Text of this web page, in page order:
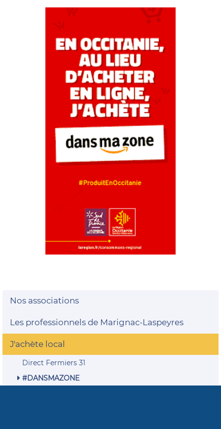
Nos associations
Les professionnels de Marignac-Laspeyres
J'achète local
Direct Fermiers 31
#DANSMAZONE